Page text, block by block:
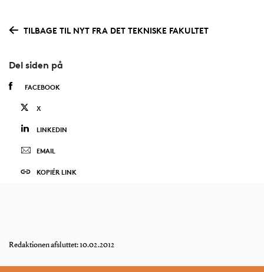
TILBAGE TIL NYT FRA DET TEKNISKE FAKULTET
Del siden på
FACEBOOK
X
LINKEDIN
EMAIL
KOPIÉR LINK
Redaktionen afsluttet: 10.02.2012